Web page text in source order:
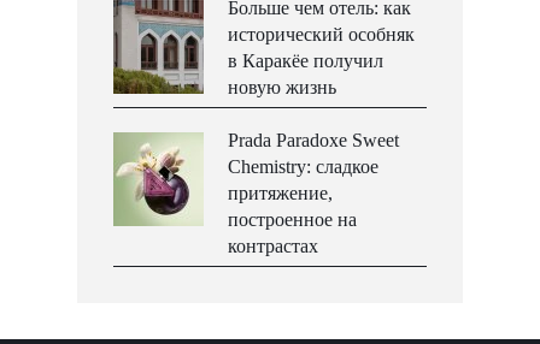
Больше чем отель: как
исторический особняк
в Каракёе получил
новую жизнь
Prada Paradoxe Sweet
Chemistry: сладкое
притяжение,
построенное на
контрастах